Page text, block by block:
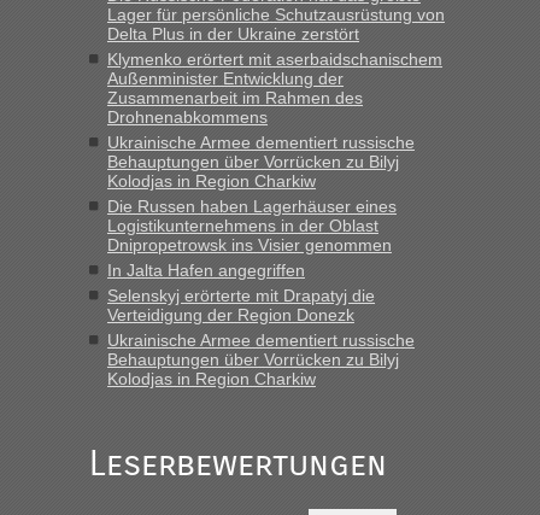
Grenzübergang zwischen Polen und der Ukraine geht
es am schnellsten?
„Derzeit, ist es überall sehr voll an den Grenzen Ukraine/ Polen. Zb.
Krakovets 100 PKW ca. 10 h Wartezeit. Wollen Montag rüber,
versuchen es sehr früh.“
Lager für persönliche Schutzausrüstung von
Delta Plus in der Ukraine zerstört
Klymenko erörtert mit aserbaidschanischem
Außenminister Entwicklung der
Zusammenarbeit im Rahmen des
Drohnenabkommens
Ukrainische Armee dementiert russische
Behauptungen über Vorrücken zu Bilyj
Kolodjas in Region Charkiw
Die Russen haben Lagerhäuser eines
Logistikunternehmens in der Oblast
Dnipropetrowsk ins Visier genommen
In Jalta Hafen angegriffen
Selenskyj erörterte mit Drapatyj die
Verteidigung der Region Donezk
Ukrainische Armee dementiert russische
Behauptungen über Vorrücken zu Bilyj
Kolodjas in Region Charkiw
Leserbewertungen